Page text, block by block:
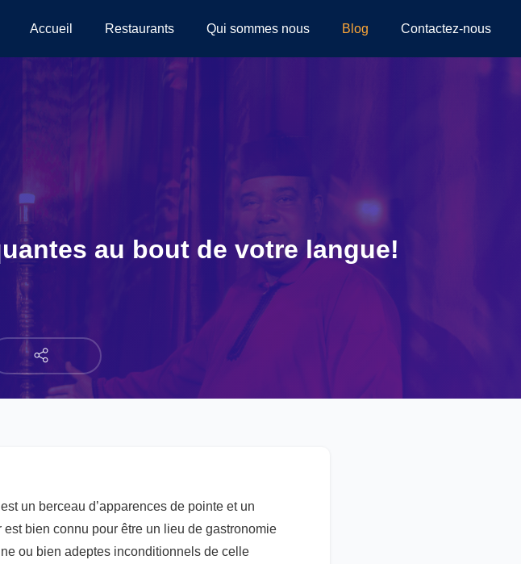
Accueil Restaurants Qui sommes nous Blog Contactez-nous
au bout de votre langue!
un berceau d’apparences de pointe et un
bien connu pour être un lieu de gastronomie
ou bien adeptes inconditionnels de celle